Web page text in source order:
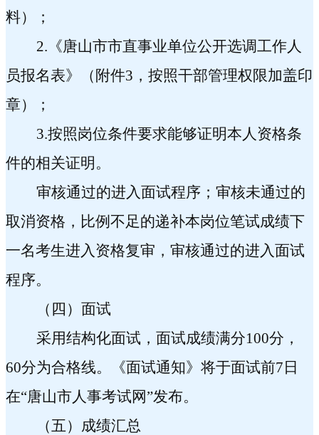
料）；
2. 《唐山市市直事业单位公开选调工作人
员报名表》（附件3 ，按照干部管理权限加盖印
章）；
3.按照岗位条件要求能够证明本人资格条
件的相关证明。
审核通过的进入面试程序；审核未通过的
取消资格，比例不足的递补本岗位笔试成绩下
一名考生进入资格复审，审核通过的进入面试
程序。
（四）面试
采用结构化面试，面试成绩满分100分，
60分为合格线。《面试通知》将于面试前7 日
在“唐山市人事考试网”发布。
（五）成绩汇总